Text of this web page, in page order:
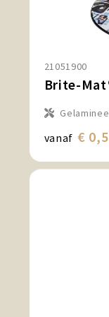
21051900
Brite-
vanaf €